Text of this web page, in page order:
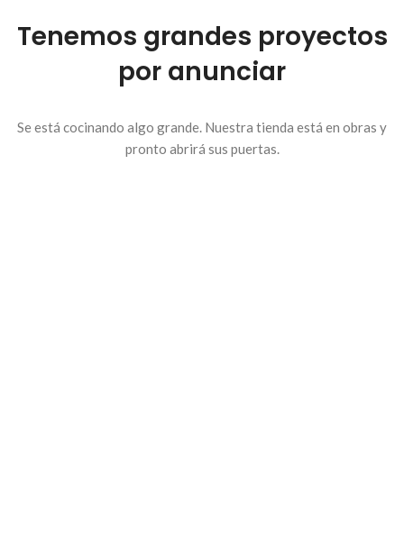
Tenemos grandes proyectos
por anunciar
Se está cocinando algo grande. Nuestra tienda está en obras y
pronto abrirá sus puertas.